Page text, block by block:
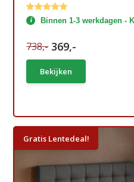
Binnen 1-3 werkdagen -
738,- 369,-
Bekijken
Gratis Lentedeal!